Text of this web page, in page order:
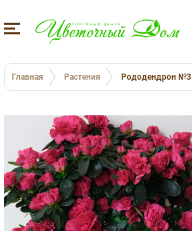
Главная Растения Рододендрон №3